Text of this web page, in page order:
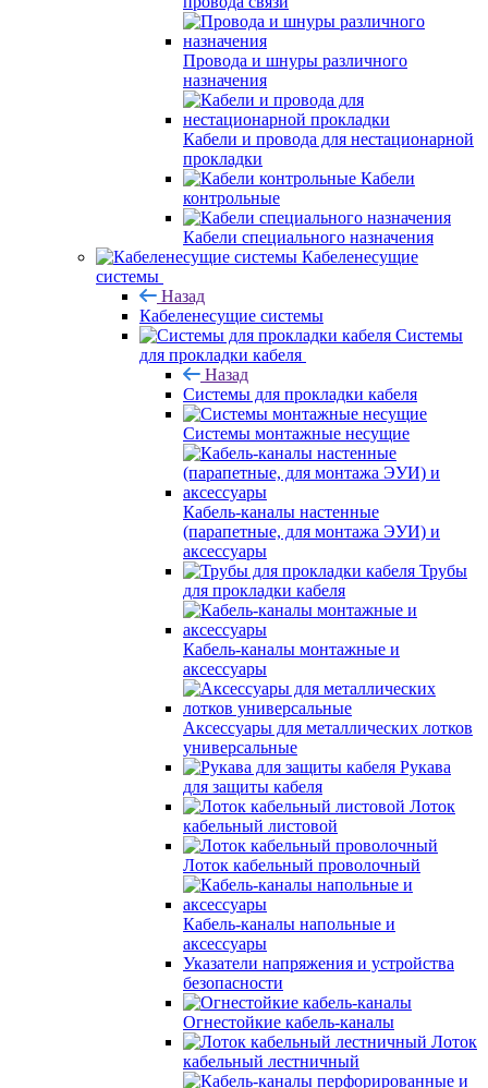
Провода и шнуры различного
назначения
Кабели и провода для нестационарной
прокладки
Кабели
контрольные
Кабели специального назначения
Кабеленесущие
системы
Назад
Кабеленесущие системы
Системы
для прокладки кабеля
Назад
Системы для прокладки кабеля
Системы монтажные несущие
Кабель-каналы настенные
(парапетные, для монтажа ЭУИ) и
аксессуары
Трубы
для прокладки кабеля
Кабель-каналы монтажные и
аксессуары
Аксессуары для металлических лотков
универсальные
Рукава
для защиты кабеля
Лоток
кабельный листовой
Лоток кабельный проволочный
Кабель-каналы напольные и
аксессуары
Указатели напряжения и устройства
безопасности
Огнестойкие кабель-каналы
Лоток
кабельный лестничный